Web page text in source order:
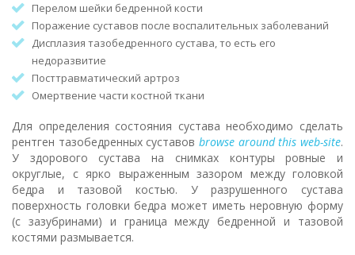
Перелом шейки бедренной кости
Поражение суставов после воспалительных заболеваний
Дисплазия тазобедренного сустава, то есть его
недоразвитие
Посттравматический артроз
Омертвение части костной ткани
Для определения состояния сустава необходимо сделать
рентген тазобедренных суставов browse around this web-site.
У здорового сустава на снимках контуры ровные и
округлые, с ярко выраженным зазором между головкой
бедра и тазовой костью. У разрушенного сустава
поверхность головки бедра может иметь неровную форму
(с зазубринами) и граница между бедренной и тазовой
костями размывается.